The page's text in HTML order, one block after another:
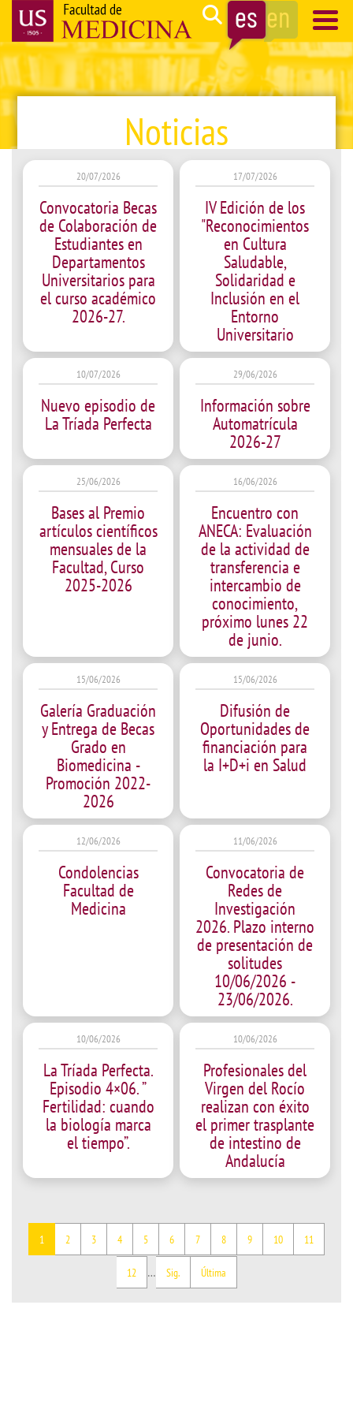
Pasar
contenido
principal
Search
Navegación
principal
Noticias
20/07/2026
Convocatoria Becas
de Colaboración de
Estudiantes en
Departamentos
Universitarios para
el curso académico
2026-27.
17/07/2026
IV Edición de los
"Reconocimientos
en Cultura
Saludable,
Solidaridad e
Inclusión en el
Entorno
Universitario
10/07/2026
Nuevo episodio de
La Tríada Perfecta
29/06/2026
Información sobre
Automatrícula
2026-27
25/06/2026
Bases al Premio
artículos científicos
mensuales de la
Facultad, Curso
2025-2026
16/06/2026
Encuentro con
ANECA: Evaluación
de la actividad de
transferencia e
intercambio de
conocimiento,
próximo lunes 22
de junio.
15/06/2026
Galería Graduación
y Entrega de Becas
Grado en
Biomedicina -
Promoción 2022-
2026
15/06/2026
Difusión de
Oportunidades de
financiación para
la I+D+i en Salud
12/06/2026
Condolencias
Facultad de
Medicina
11/06/2026
Convocatoria de
Redes de
Investigación
2026. Plazo interno
de presentación de
solitudes
10/06/2026 -
23/06/2026.
10/06/2026
La Tríada Perfecta.
Episodio 4×06. ”
Fertilidad: cuando
la biología marca
el tiempo”.
10/06/2026
Profesionales del
Virgen del Rocío
realizan con éxito
el primer trasplante
de intestino de
Andalucía
Paginación
Página
actual
1 Page
2 Page
3 Page
4 Page
5 Page
6 Page
7 Page
8 Page
9 Page
10 Page
11
Page
12 … Siguiente
página
Sig. Última
página
Última